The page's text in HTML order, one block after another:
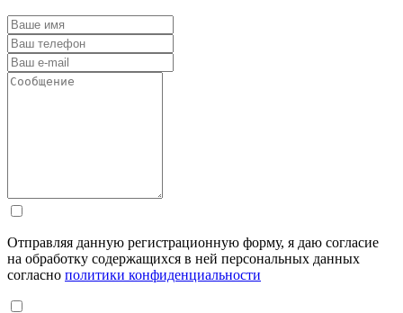
Отправляя данную регистрационную форму, я даю согласие
на обработку содержащихся в ней персональных данных
согласно политики конфиденциальности